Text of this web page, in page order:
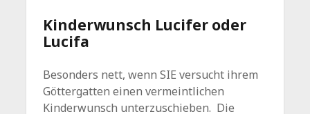
Kinderwunsch Lucifer oder
Lucifa
Besonders nett, wenn SIE versucht ihrem
Göttergatten einen vermeintlichen
Kinderwunsch unterzuschieben. Die